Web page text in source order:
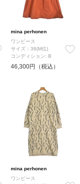
mina perhonen
ワンピース
サイズ：38(M位)
コンディション: B
46,300円（税込）
mina perhonen
ワンピース